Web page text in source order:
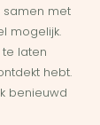
samen met
mogelijk.
laten
hebt.
benieuwd